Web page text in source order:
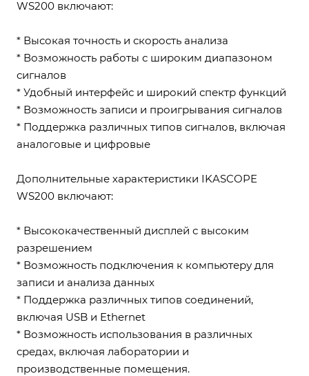
WS200 включают:
* Высокая точность и скорость анализа
* Возможность работы с широким диапазоном
сигналов
* Удобный интерфейс и широкий спектр функций
* Возможность записи и проигрывания сигналов
* Поддержка различных типов сигналов, включая
аналоговые и цифровые
Дополнительные характеристики IKASCOPE
WS200 включают:
* Высококачественный дисплей с высоким
разрешением
* Возможность подключения к компьютеру для
записи и анализа данных
* Поддержка различных типов соединений,
включая USB и Ethernet
* Возможность использования в различных
средах, включая лаборатории и
производственные помещения.